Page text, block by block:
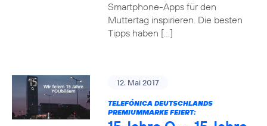
Smartphone-Apps für den
Muttertag inspirieren. Die besten
Tipps haben […]
12. Mai 2017
TELEFÓNICA DEUTSCHLANDS
PREMIUMMARKE FEIERT: